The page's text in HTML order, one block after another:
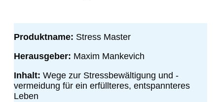
Produktname: Stress Master
Herausgeber: Maxim Mankevich
Inhalt: Wege zur Stressbewältigung und -
vermeidung für ein erfüllteres, entspannteres
Leben